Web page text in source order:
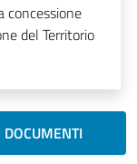
concessione
del Territorio
DOCUMENTI